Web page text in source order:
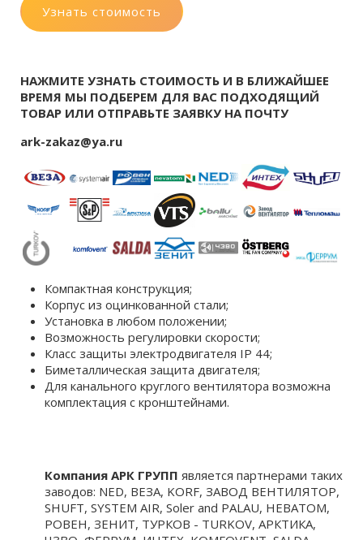
Узнать стоимость
НАЖМИТЕ УЗНАТЬ СТОИМОСТЬ И В БЛИЖАЙШЕЕ
ВРЕМЯ МЫ ПОДБЕРЕМ ДЛЯ ВАС ПОДХОДЯЩИЙ
ТОВАР ИЛИ ОТПРАВЬТЕ ЗАЯВКУ НА ПОЧТУ
ark-zakaz@ya.ru
Компактная конструкция;
Корпус из оцинкованной стали;
Установка в любом положении;
Возможность регулировки скорости;
Класс защиты электродвигателя IP 44;
Биметаллическая защита двигателя;
Для канального круглого вентилятора возможна
комплектация c кронштейнами.
Компания АРК ГРУПП является партнерами таких
заводов: NED, ВЕЗА, KORF, ЗАВОД ВЕНТИЛЯТОР,
SHUFT, SYSTEM AIR, Soler and PALAU, НЕВАТОМ,
РОВЕН, ЗЕНИТ, ТУРКОВ - TURKOV, АРКТИКА,